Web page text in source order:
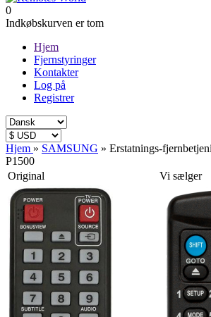
0
Indkøbskurven er tom
Hjem
Fjernstyringer
Kontakter
Log på
Registrer
Hjem » SAMSUNG » Erstatnings-
P1500
Original
Vi sælger